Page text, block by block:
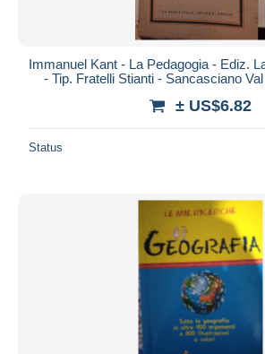
Immanuel Kant - La Pedagogia - Ediz.
- Tip. Fratelli Stianti - Sancasciano
± US$6.82
Status